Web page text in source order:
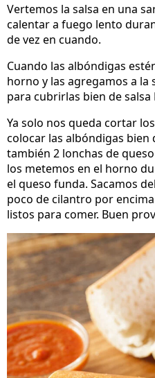
Vertemos la salsa en una
calentar a fuego lento
de vez en cuando.
Cuando las albóndigas
horno y las agregamos a la
para cubrirlas bien de salsa
Ya solo nos queda cortar
colocar las albóndigas
también 2 lonchas de
los metemos en el horno
el queso funda. Sacamos
poco de cilantro por
listos para comer. Buen